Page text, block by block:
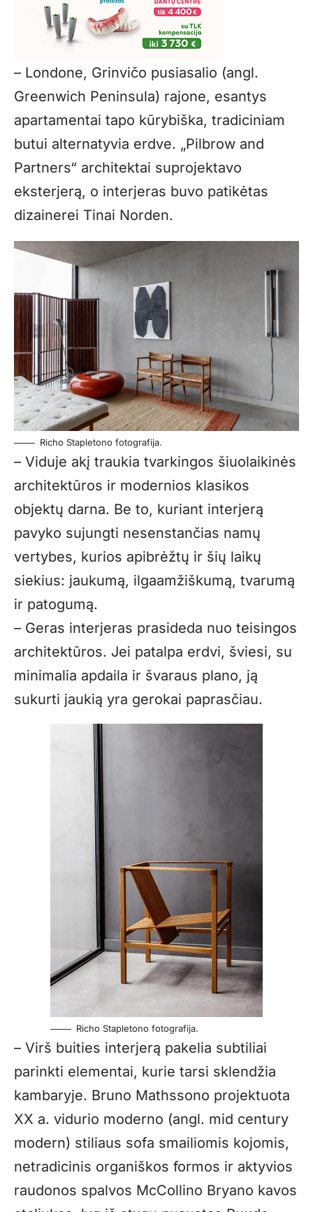
– Londone, Grinvičo pusiasalio (angl.
Greenwich Peninsula) rajone, esantys
apartamentai tapo kūrybiška, tradiciniam
butui alternatyvia erdve. „Pilbrow and
Partners“ architektai suprojektavo
eksterjerą, o interjeras buvo patikėtas
dizainerei Tinai Norden.
Richo Stapletono fotografija.
– Viduje akį traukia tvarkingos šiuolaikinės
architektūros ir modernios klasikos
objektų darna. Be to, kuriant interjerą
pavyko sujungti nesenstančias namų
vertybes, kurios apibrėžtų ir šių laikų
siekius: jaukumą, ilgaamžiškumą, tvarumą
ir patogumą.
– Geras interjeras prasideda nuo teisingos
architektūros. Jei patalpa erdvi, šviesi, su
minimalia apdaila ir švaraus plano, ją
sukurti jaukią yra gerokai paprasčiau.
Richo Stapletono fotografija.
– Virš buities interjerą pakelia subtiliai
parinkti elementai, kurie tarsi sklendžia
kambaryje. Bruno Mathssono projektuota
XX a. vidurio moderno (angl. mid century
modern) stiliaus sofa smailiomis kojomis,
netradicinis organiškos formos ir aktyvios
raudonos spalvos McCollino Bryano kavos